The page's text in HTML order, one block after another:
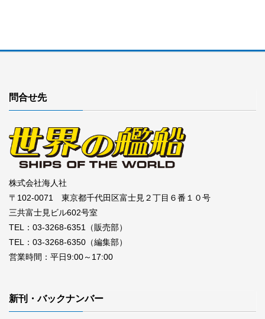
問合せ先
株式会社海人社
〒102-0071 東京都千代田区富士見２丁目６番１０号
三共富士見ビル602号室
TEL：03-3268-6351（販売部）
TEL：03-3268-6350（編集部）
営業時間：平日9:00～17:00
新刊・バックナンバー